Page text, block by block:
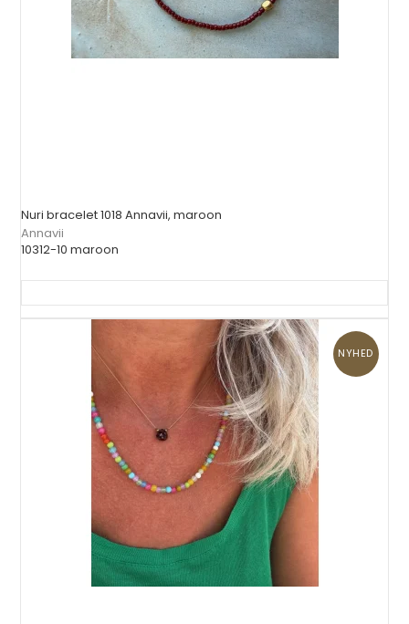
Nuri bracelet 1018 Annavii, maroon
Annavii
10312-10 maroon
NYHED